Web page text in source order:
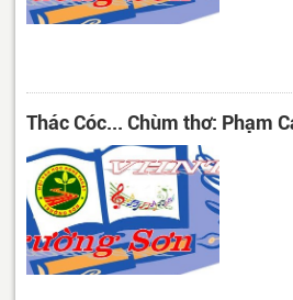
Thác Cóc... Chùm thơ: Phạm